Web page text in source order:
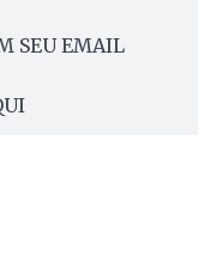
SEU EMAIL